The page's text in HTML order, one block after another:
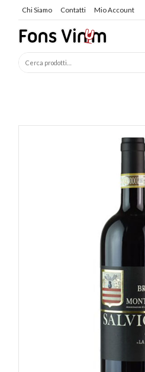
Chi Siamo Contatti Mio Account